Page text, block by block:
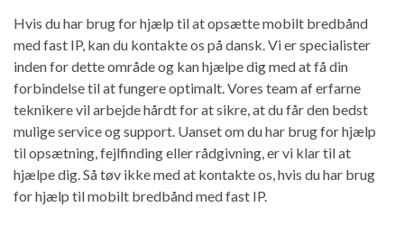
Hvis du har brug for hjælp til at opsætte mobilt bredbånd
med fast IP, kan du kontakte os på dansk. Vi er specialister
inden for dette område og kan hjælpe dig med at få din
forbindelse til at fungere optimalt. Vores team af erfarne
teknikere vil arbejde hårdt for at sikre, at du får den bedst
mulige service og support. Uanset om du har brug for hjælp
til opsætning, fejlfinding eller rådgivning, er vi klar til at
hjælpe dig. Så tøv ikke med at kontakte os, hvis du har brug
for hjælp til mobilt bredbånd med fast IP.